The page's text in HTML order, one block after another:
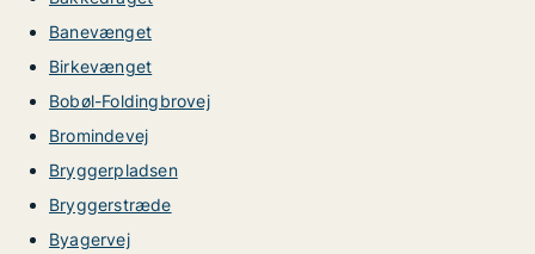
Banevænget
Birkevænget
Bobøl-Foldingbrovej
Bromindevej
Bryggerpladsen
Bryggerstræde
Byagervej